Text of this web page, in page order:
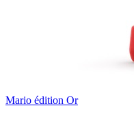
Mario édition Or